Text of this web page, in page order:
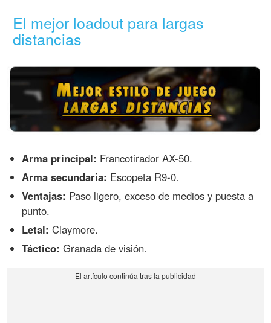
El mejor loadout para largas
distancias
Arma principal: Francotirador AX-50.
Arma secundaria: Escopeta R9-0.
Ventajas: Paso ligero, exceso de medios y puesta a
punto.
Letal: Claymore.
Táctico: Granada de visión.